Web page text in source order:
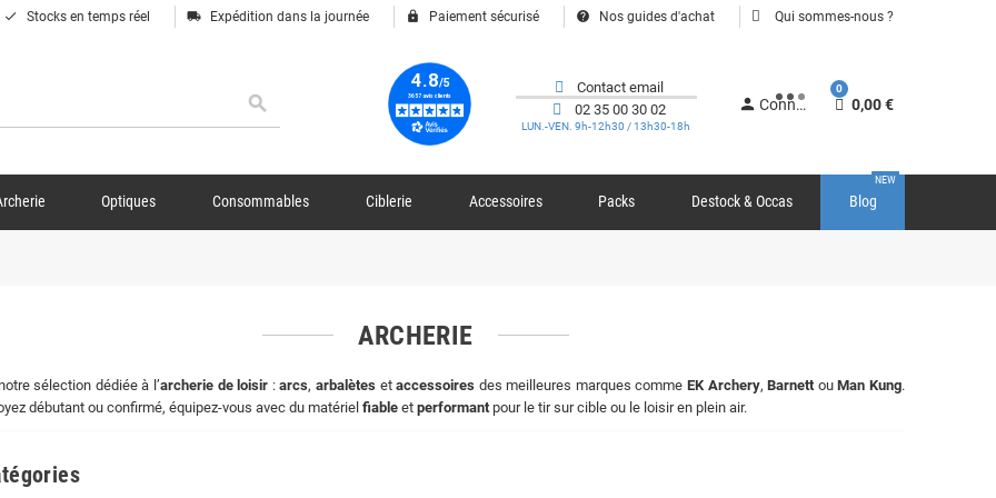
done Stocks en temps réel local_shipping Expédition dans la journée lock Paiement sécurisé help Nos guides d'achat Qui sommes-nous ?
search
Contact email
02 35 00 30 02
LUN.-VEN. 9h-12h30 / 13h30-18h
person Connexion
0
0,00 €
Optiques Consommables Ciblerie Accessoires Packs Destock & Occas Blog
NEW
ARCHERIE
sélection dédiée à l’archerie de loisir :arcs, arbalètesetaccessoires des meilleures marques commeEK Archery,BarnettouMan Kung.
débutant ou confirmé, équipez-vous avec du matériel fiable et performantpour le tir sur cible ou le loisir en plein air.